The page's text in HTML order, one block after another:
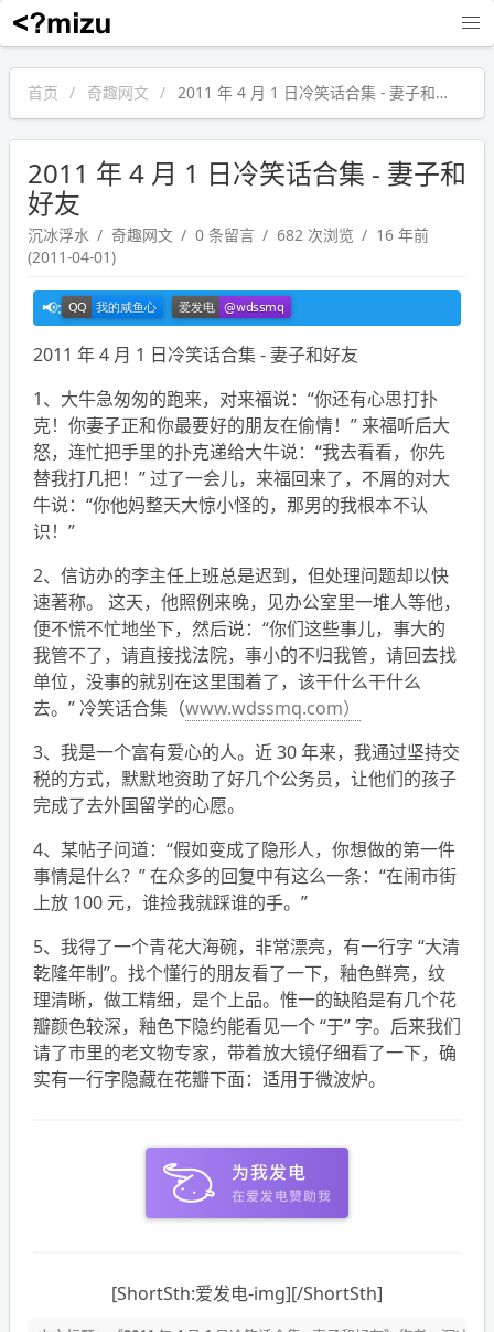
沉冰浮水
首页 奇趣网文 2011 年 4 月 1 日冷笑话合集 - 妻子和好友
2011 年 4 月 1 日冷笑话合集 - 妻子和
好友
沉冰浮水 奇趣网文 0 条留言 682 次浏览
16 年前
(2011-04-01)
2011 年 4 月 1 日冷笑话合集 - 妻子和好友
1、大牛急匆匆的跑来，对来福说：“你还有心思打扑
克！你妻子正和你最要好的朋友在偷情！” 来福听后大
怒，连忙把手里的扑克递给大牛说：“我去看看，你先
替我打几把！” 过了一会儿，来福回来了，不屑的对大
牛说：“你他妈整天大惊小怪的，那男的我根本不认
识！”
2、信访办的李主任上班总是迟到，但处理问题却以快
速著称。 这天，他照例来晚，见办公室里一堆人等他，
便不慌不忙地坐下，然后说：“你们这些事儿，事大的
我管不了，请直接找法院，事小的不归我管，请回去找
单位，没事的就别在这里围着了，该干什么干什么
去。”冷笑话合集（www.wdssmq.com）
3、我是一个富有爱心的人。近 30 年来，我通过坚持交
税的方式，默默地资助了好几个公务员，让他们的孩子
完成了去外国留学的心愿。
4、某帖子问道：“假如变成了隐形人，你想做的第一件
事情是什么？” 在众多的回复中有这么一条：“在闹市街
上放 100 元，谁捡我就踩谁的手。”
5、我得了一个青花大海碗，非常漂亮，有一行字 “大清
乾隆年制”。找个懂行的朋友看了一下，釉色鲜亮，纹
理清晰，做工精细，是个上品。惟一的缺陷是有几个花
瓣颜色较深，釉色下隐约能看见一个 “于” 字。后来我们
请了市里的老文物专家，带着放大镜仔细看了一下，确
实有一行字隐藏在花瓣下面：适用于微波炉。
[ShortSth:爱发电-img][/ShortSth]